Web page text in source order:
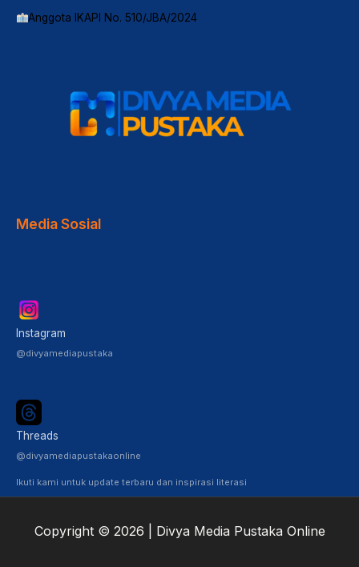
Anggota IKAPI No. 510/JBA/2024
Media Sosial
Instagram
@divyamediapustaka
Threads
@divyamediapustakaonline
Ikuti kami untuk update terbaru dan inspirasi literasi
Copyright © 2026 | Divya Media Pustaka Online